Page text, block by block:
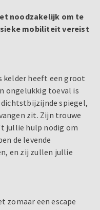
noodzakelijk om te
mobiliteit vereist
kelder heeft een groot
ongelukkig toeval is
spiegel,
zit. Zijn trouwe
jullie hulp nodig om
de levende
en zij zullen jullie
zomaar een escape